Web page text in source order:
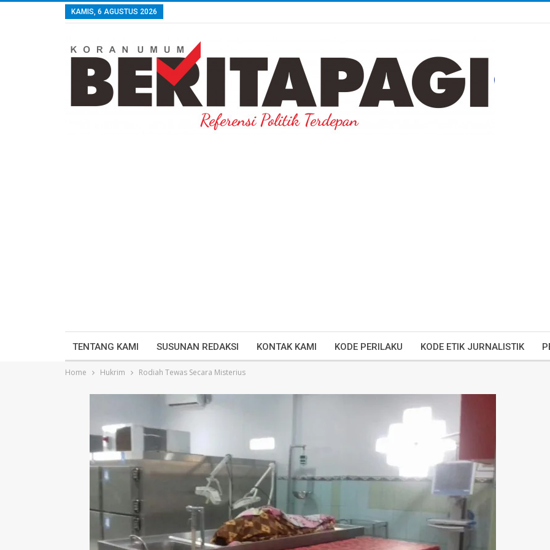
KAMIS, 6 AGUSTUS 2026
TENTANG KAMI SUSUNAN REDAKSI KONTAK KAMI KODE PERILAKU KODE ETIK JURNALISTIK
Home Hukrim Rodiah Tewas Secara Misterius